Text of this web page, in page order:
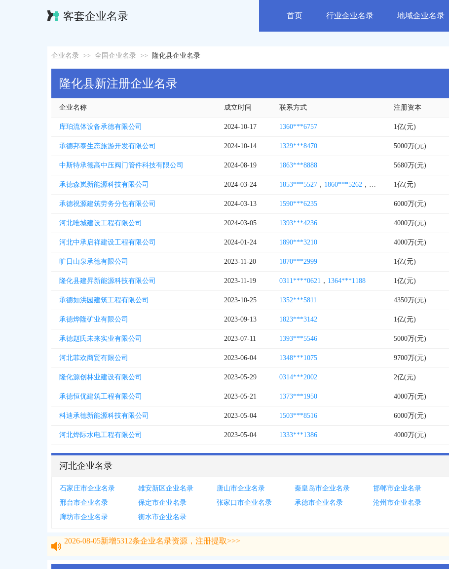
客套企业名录 首页 行业企业名录 地域企业名录
企业名录 >> 全国企业名录 >> 隆化县企业名录
隆化县新注册企业名录
企业名称 成立时间 联系方式 注册资本
库珀流体设备承德有限公司 2024-10-17 1360***6757 1亿(元)
承德邦泰生态旅游开发有限公司 2024-10-14 1329***8470 5000万(元)
中斯特承德高中压阀门管件科技有限公司 2024-08-19 1863***8888 5680万(元)
承德森岚新能源科技有限公司 2024-03-24 1853***5527 ， 1860***5262 ， 1863***2106，1850***9922
1亿(元)
承德祝源建筑劳务分包有限公司 2024-03-13 1590***6235 6000万(元)
河北唯城建设工程有限公司 2024-03-05 1393***4236 4000万(元)
河北中承启祥建设工程有限公司 2024-01-24 1890***3210 4000万(元)
旷日山泉承德有限公司 2023-11-20 1870***2999 1亿(元)
隆化县建昇新能源科技有限公司 2023-11-19 0311****0621 ， 1364***1188 1亿(元)
承德如洪园建筑工程有限公司 2023-10-25 1352***5811 4350万(元)
承德烨隆矿业有限公司 2023-09-13 1823***3142 1亿(元)
承德赵氏未来实业有限公司 2023-07-11 1393***5546 5000万(元)
河北菲欢商贸有限公司 2023-06-04 1348***1075 9700万(元)
隆化源创林业建设有限公司 2023-05-29 0314***2002 2亿(元)
承德恒优建筑工程有限公司 2023-05-21 1373***1950 4000万(元)
科迪承德新能源科技有限公司 2023-05-04 1503***8516 6000万(元)
河北烨际水电工程有限公司 2023-05-04 1333***1386 4000万(元)
河北企业名录
石家庄市企业名录 雄安新区企业名录 唐山市企业名录 秦皇岛市企业名录
邯郸市企业名录
邢台市企业名录
保定市企业名录 张家口市企业名录 承德市企业名录
沧州市企业名录
廊坊市企业名录
衡水市企业名录